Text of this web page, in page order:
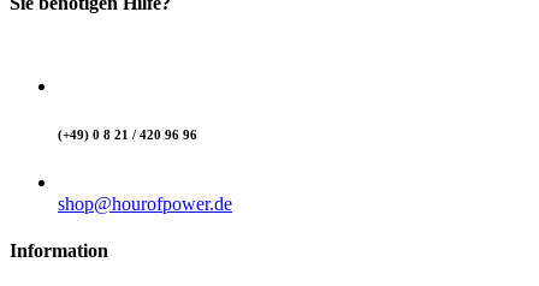
(+49) 0 8 21 / 420 96 96
shop@hourofpower.de
Information